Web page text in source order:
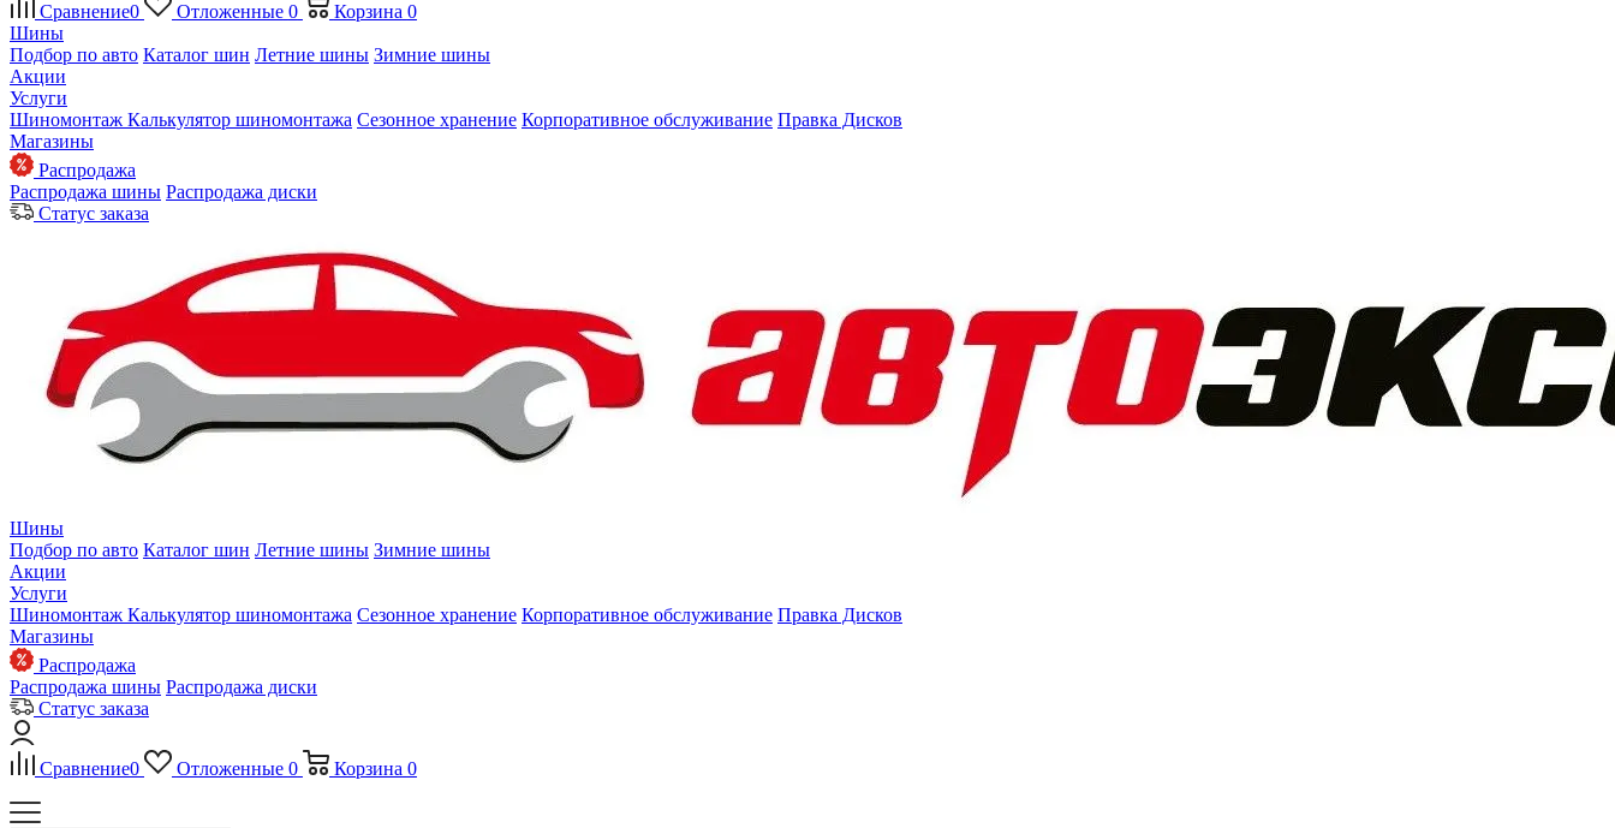
Сравнение0 Отложенные 0 Корзина 0
Шины
Подбор по авто Каталог шин Летние шины Зимние шины
Акции
Услуги
Шиномонтаж Калькулятор шиномонтажа Сезонное хранение Корпоративное обслуживание Правка Дисков
Магазины
Распродажа
Распродажа шины Распродажа диски
Статус заказа
Шины
Подбор по авто Каталог шин Летние шины Зимние шины
Акции
Услуги
Шиномонтаж Калькулятор шиномонтажа Сезонное хранение Корпоративное обслуживание Правка Дисков
Магазины
Распродажа
Распродажа шины Распродажа диски
Статус заказа
Сравнение0 Отложенные 0 Корзина 0